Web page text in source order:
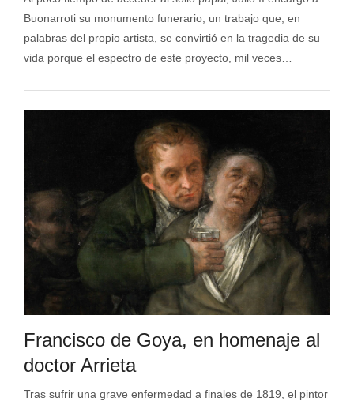
Buonarroti su monumento funerario, un trabajo que, en
palabras del propio artista, se convirtió en la tragedia de su
vida porque el espectro de este proyecto, mil veces…
Francisco de Goya, en homenaje al
doctor Arrieta
Tras sufrir una grave enfermedad a finales de 1819, el pintor